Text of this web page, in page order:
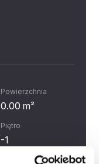
Powierzchnia
0.00 m²
Piętro
-1